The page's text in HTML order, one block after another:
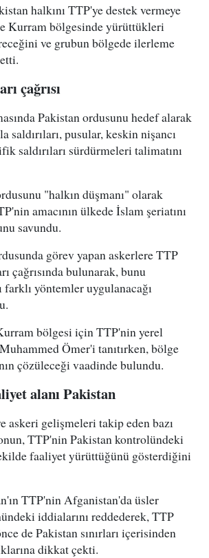
halkını TTP'ye destek vermeye
Kurram bölgesinde yürüttükleri
ve grubun bölgede ilerleme
çağrısı
Pakistan ordusunu hedef alarak
saldırıları, pusular, keskin nişancı
saldırıları sürdürmeleri talimatını
"halkın düşmanı" olarak
amacının ülkede İslam şeriatını
savundu.
görev yapan askerlere TTP
çağrısında bulunarak, bunu
farklı yöntemler uygulanacağı
bölgesi için TTP'nin yerel
Ömer'i tanıtırken, bölge
çözüleceği vaadinde bulundu.
alanı Pakistan
askeri gelişmeleri takip eden bazı
TTP'nin Pakistan kontrolündeki
faaliyet yürüttüğünü gösterdiğini
TTP'nin Afganistan'da üsler
iddialarını reddederek, TTP
de Pakistan sınırları içerisinden
dikkat çekti.